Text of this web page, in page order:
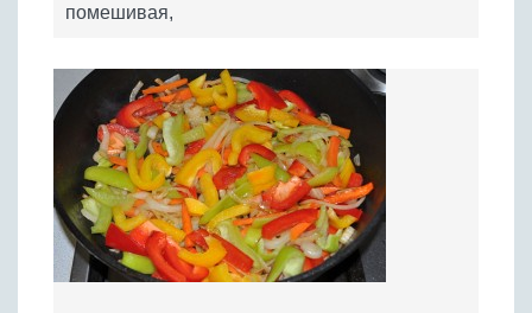
помешивая,